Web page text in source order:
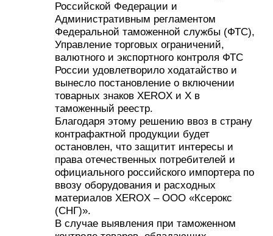
Российской Федерации и
Административным регламентом
Федеральной таможенной службы (ФТС),
Управление торговых ограничений,
валютного и экспортного контроля ФТС
России удовлетворило ходатайство и
вынесло постановление о включении
товарных знаков XEROX и X в
таможенный реестр.
Благодаря этому решению ввоз в страну
контрафактной продукции будет
остановлен, что защитит интересы и
права отечественных потребителей и
официального российского импортера по
ввозу оборудования и расходных
материалов XEROX – ООО «Ксерокс
(СНГ)».
В случае выявления при таможенном